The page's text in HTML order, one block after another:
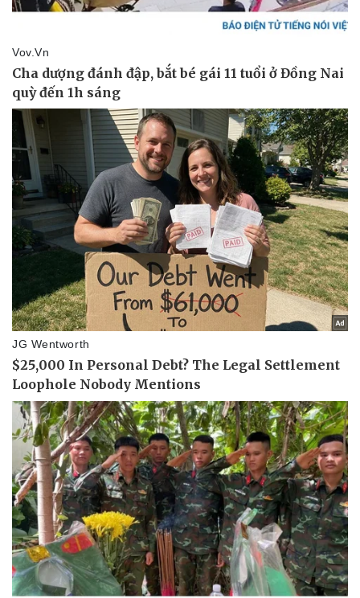
Thể thao
Bóng đá
Lịch thi đấu bóng đá
Thế giới thể thao
eSports
Hậu trường
Ô tô - Xe máy
Ô tô
Xe máy
Tư vấn